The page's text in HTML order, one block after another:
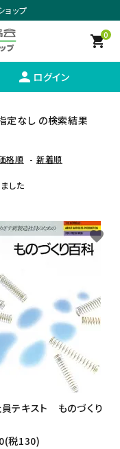
ョップ
0
shopping_cart
person ログイン
定なし の検索結果
格順 - 新着順
した
テキスト ものづくり
税130)
favorite